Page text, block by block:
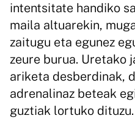
intentsitate handiko
maila altuarekin,
zaitugu eta egunez
zeure burua. Uretako
ariketa desberdinak,
adrenalinaz beteak
guztiak lortuko dituzu.